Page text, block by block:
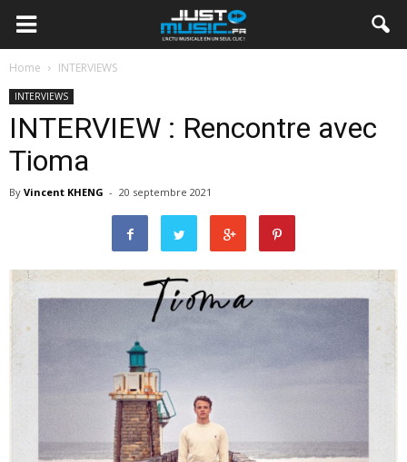
Home INTERVIEWS
INTERVIEWS
INTERVIEW : Rencontre avec
Tioma
By Vincent KHENG - 20 septembre 2021